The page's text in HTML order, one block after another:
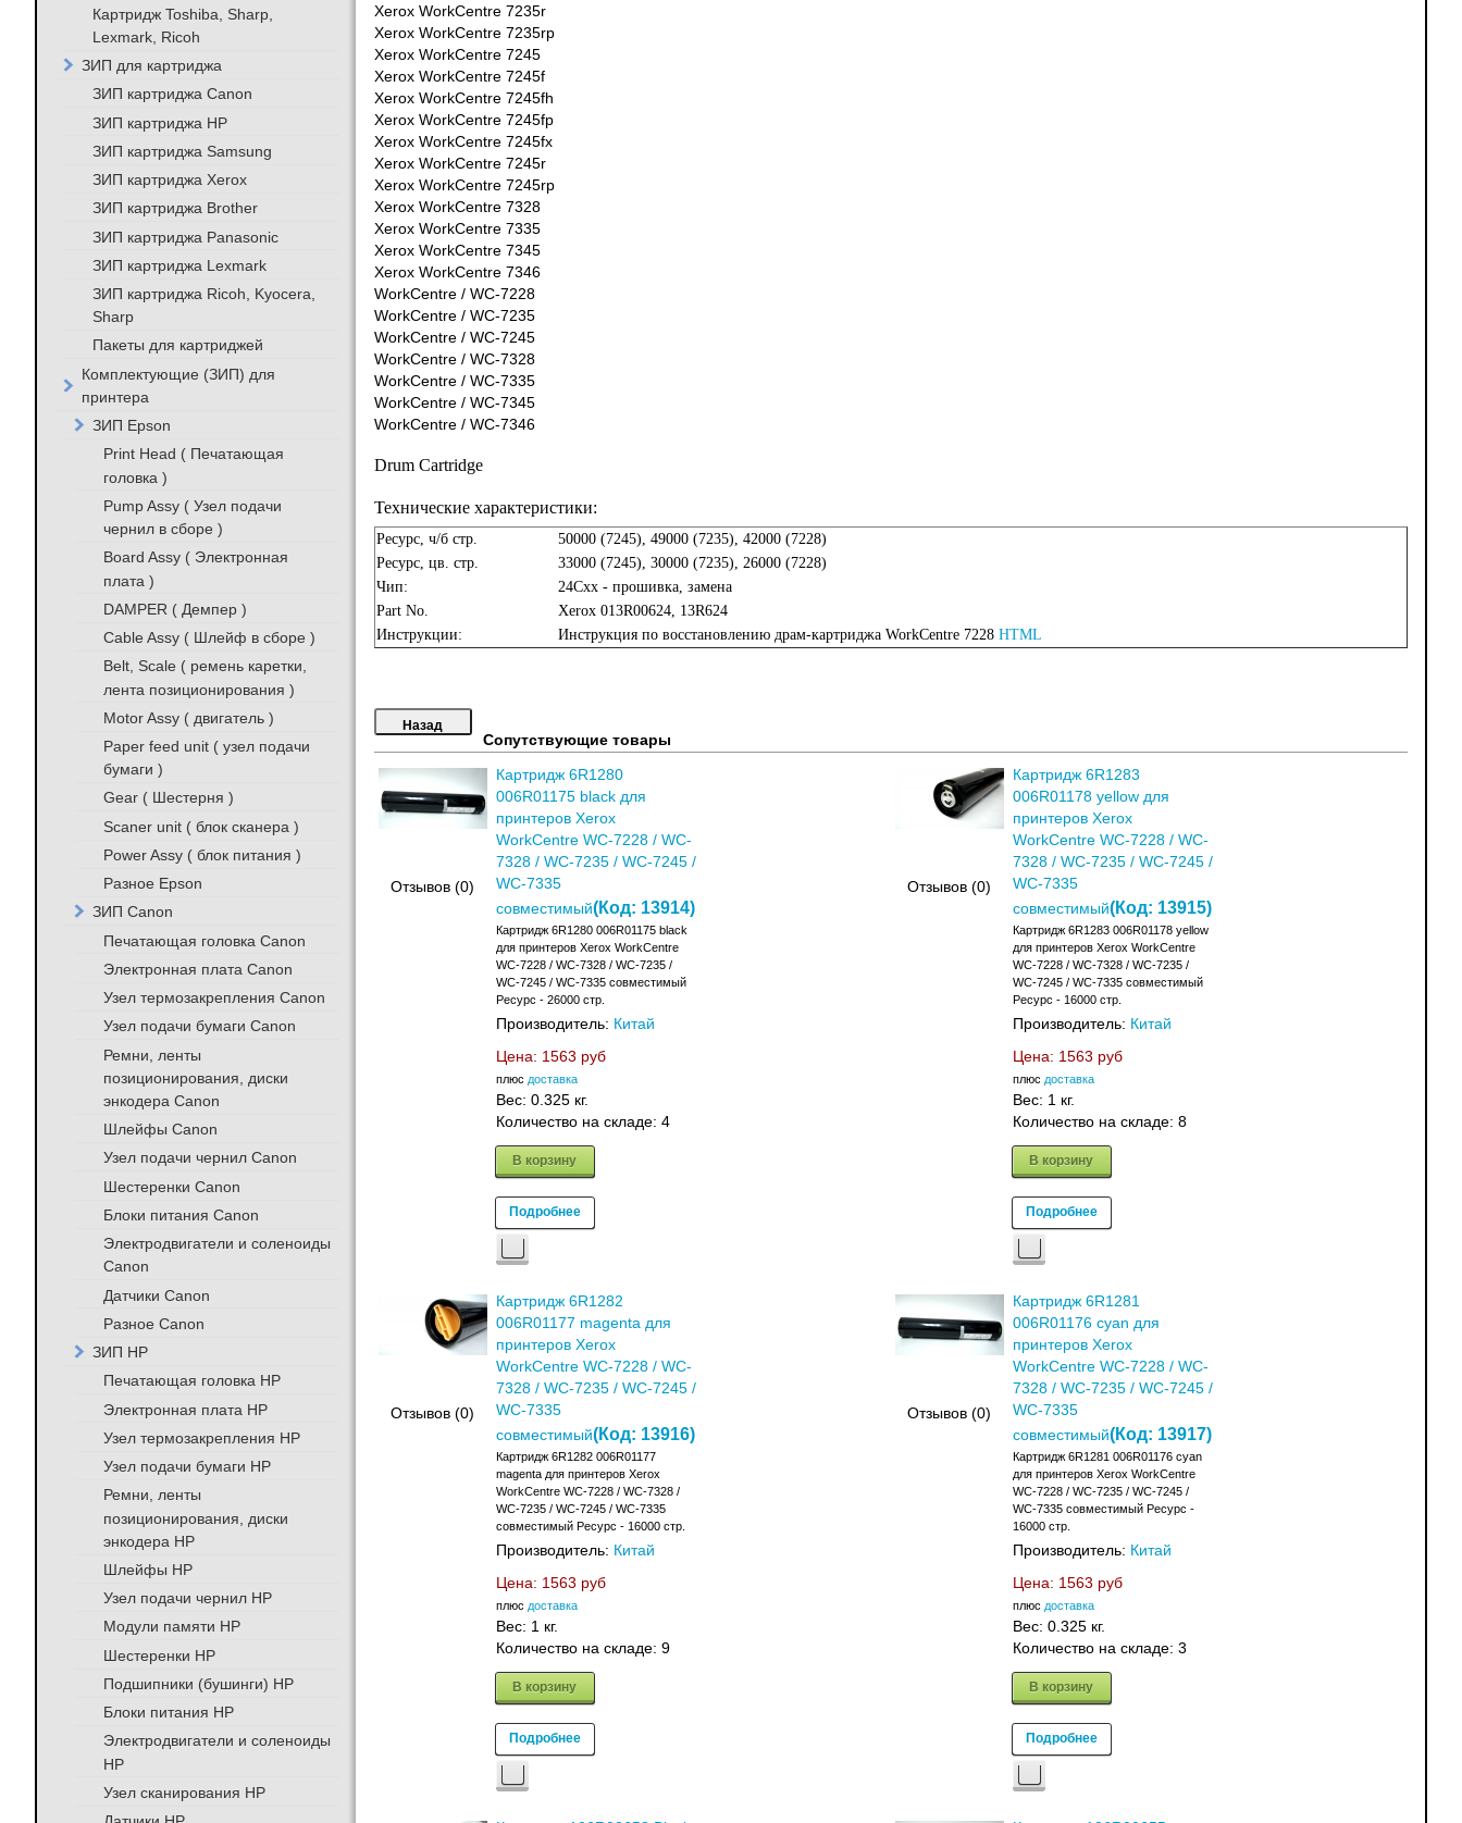
Xerox WorkCentre 7235r
Xerox WorkCentre 7235rp
Xerox WorkCentre 7245
Xerox WorkCentre 7245f
Xerox WorkCentre 7245fh
Xerox WorkCentre 7245fp
Xerox WorkCentre 7245fx
Xerox WorkCentre 7245r
Xerox WorkCentre 7245rp
Xerox WorkCentre 7328
Xerox WorkCentre 7335
Xerox WorkCentre 7345
Xerox WorkCentre 7346
WorkCentre / WC-7228
WorkCentre / WC-7235
WorkCentre / WC-7245
WorkCentre / WC-7328
WorkCentre / WC-7335
WorkCentre / WC-7345
WorkCentre / WC-7346
Drum Cartridge
Технические характеристики:
Ресурс, ч/б стр.
50000 (7245), 49000 (7235), 42000 (7228)
Ресурс, цв. стр.
33000 (7245), 30000 (7235), 26000 (7228)
Чип:
24Cxx - прошивка, замена
Part No.
Xerox 013R00624, 13R624
Инструкции:
Инструкция по восстановлению драм-картриджа WorkCentre 7228 HTML
Сопутствующие товары
Отзывов (0)
Картридж 6R1280
006R01175 black для
принтеров Xerox
WorkCentre WC-7228 / WC-
7328 / WC-7235 / WC-7245 /
WC-7335
совместимый(Код: 13914)
Картридж 6R1280 006R01175 black
для принтеров Xerox WorkCentre
WC-7228 / WC-7328 / WC-7235 /
WC-7245 / WC-7335 совместимый
Ресурс - 26000 стр.
Производитель: Китай
Цена: 1563 руб
плюс доставка
Вес: 0.325 кг.
Количество на складе: 4
В корзину
Подробнее
Отзывов (0)
Картридж 6R1283
006R01178 yellow для
принтеров Xerox
WorkCentre WC-7228 / WC-
7328 / WC-7235 / WC-7245 /
WC-7335
совместимый(Код: 13915)
Картридж 6R1283 006R01178 yellow
для принтеров Xerox WorkCentre
WC-7228 / WC-7328 / WC-7235 /
WC-7245 / WC-7335 совместимый
Ресурс - 16000 стр.
Производитель: Китай
Цена: 1563 руб
плюс доставка
Вес: 1 кг.
Количество на складе: 8
В корзину
Подробнее
Отзывов (0)
Картридж 6R1282
006R01177 magenta для
принтеров Xerox
WorkCentre WC-7228 / WC-
7328 / WC-7235 / WC-7245 /
WC-7335
совместимый(Код: 13916)
Картридж 6R1282 006R01177
magenta для принтеров Xerox
WorkCentre WC-7228 / WC-7328 /
WC-7235 / WC-7245 / WC-7335
совместимый Ресурс - 16000 стр.
Производитель: Китай
Цена: 1563 руб
плюс доставка
Вес: 1 кг.
Количество на складе: 9
В корзину
Подробнее
Отзывов (0)
Картридж 6R1281
006R01176 cyan для
принтеров Xerox
WorkCentre WC-7228 / WC-
7328 / WC-7235 / WC-7245 /
WC-7335
совместимый(Код: 13917)
Картридж 6R1281 006R01176 cyan
для принтеров Xerox WorkCentre
WC-7228 / WC-7235 / WC-7245 /
WC-7335 совместимый Ресурс -
16000 стр.
Производитель: Китай
Цена: 1563 руб
плюс доставка
Вес: 0.325 кг.
Количество на складе: 3
В корзину
Подробнее
Картридж Toshiba, Sharp,
Lexmark, Ricoh
ЗИП для картриджа
ЗИП картриджа Canon
ЗИП картриджа HP
ЗИП картриджа Samsung
ЗИП картриджа Xerox
ЗИП картриджа Brother
ЗИП картриджа Panasonic
ЗИП картриджа Lexmark
ЗИП картриджа Ricoh, Kyocera,
Sharp
Пакеты для картриджей
Комплектующие (ЗИП) для
принтера
ЗИП Epson
Print Head ( Печатающая
головка )
Pump Assy ( Узел подачи
чернил в сборе )
Board Assy ( Электронная
плата )
DAMPER ( Демпер )
Cable Assy ( Шлейф в сборе )
Belt, Scale ( ремень каретки,
лента позиционирования )
Motor Assy ( двигатель )
Paper feed unit ( узел подачи
бумаги )
Gear ( Шестерня )
Scaner unit ( блок сканера )
Power Assy ( блок питания )
Разное Epson
ЗИП Canon
Печатающая головка Canon
Электронная плата Canon
Узел термозакрепления Canon
Узел подачи бумаги Canon
Ремни, ленты
позиционирования, диски
энкодера Canon
Шлейфы Canon
Узел подачи чернил Canon
Шестеренки Canon
Блоки питания Canon
Электродвигатели и соленоиды
Canon
Датчики Canon
Разное Canon
ЗИП HP
Печатающая головка HP
Электронная плата HP
Узел термозакрепления HP
Узел подачи бумаги HP
Ремни, ленты
позиционирования, диски
энкодера HP
Шлейфы HP
Узел подачи чернил HP
Модули памяти HP
Шестеренки HP
Подшипники (бушинги) HP
Блоки питания HP
Электродвигатели и соленоиды
HP
Узел сканирования HP